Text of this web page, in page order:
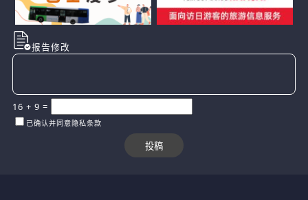
报告修改
16 + 9 =
已确认并同意隐私条款